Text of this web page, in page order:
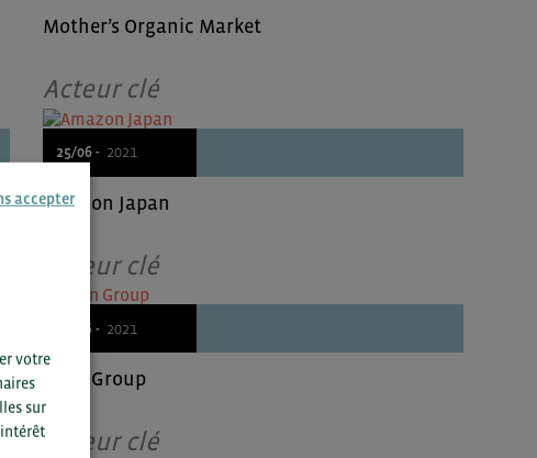
Mother’s Organic Market
Acteur clé
25/06 - 2021
Amazon Japan
Acteur clé
25/06 - 2021
Aeon Group
Acteur clé
accepter
votre
sur